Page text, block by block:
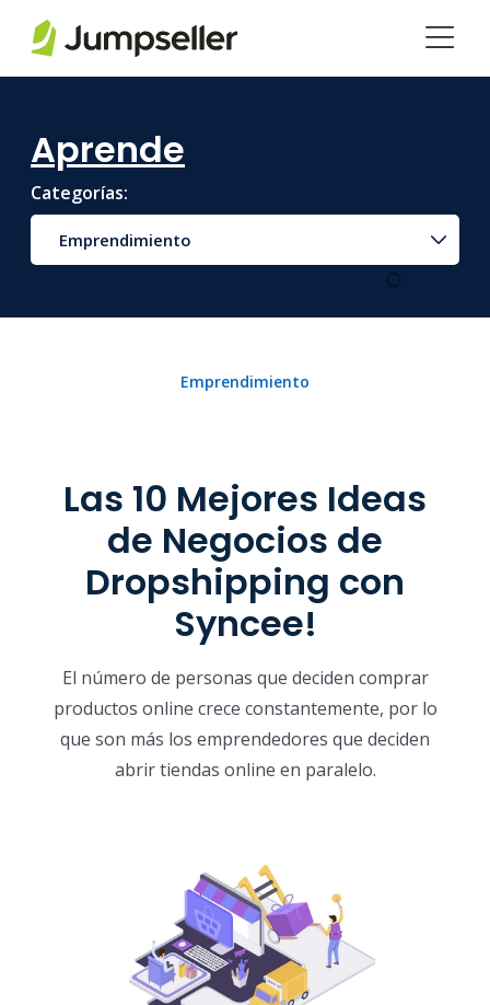
Aprende
Categorías:
Emprendimiento
Emprendimiento
Las 10 Mejores Ideas
de Negocios de
Dropshipping con
Syncee!
El número de personas que deciden comprar
productos online crece constantemente, por lo
que son más los emprendedores que deciden
abrir tiendas online en paralelo.